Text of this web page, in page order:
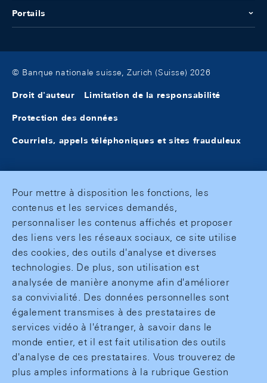
Portails
© Banque nationale suisse, Zurich (Suisse) 2026
Droit d'auteur Limitation de la responsabilité
Protection des données
Courriels, appels téléphoniques et sites frauduleux
Pour mettre à disposition les fonctions, les
contenus et les services demandés,
personnaliser les contenus affichés et proposer
des liens vers les réseaux sociaux, ce site utilise
des cookies, des outils d'analyse et diverses
technologies. De plus, son utilisation est
analysée de manière anonyme afin d'améliorer
sa convivialité. Des données personnelles sont
également transmises à des prestataires de
services vidéo à l'étranger, à savoir dans le
monde entier, et il est fait utilisation des outils
d'analyse de ces prestataires. Vous trouverez de
plus amples informations à la rubrique Gestion